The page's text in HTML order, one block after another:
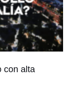
con alta